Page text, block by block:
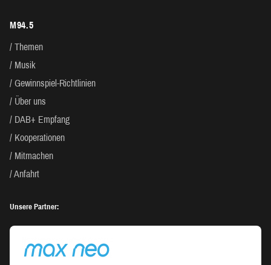
M94.5
Themen
Musik
Gewinnspiel-Richtlinien
Über uns
DAB+ Empfang
Kooperationen
Mitmachen
Anfahrt
Unsere Partner: